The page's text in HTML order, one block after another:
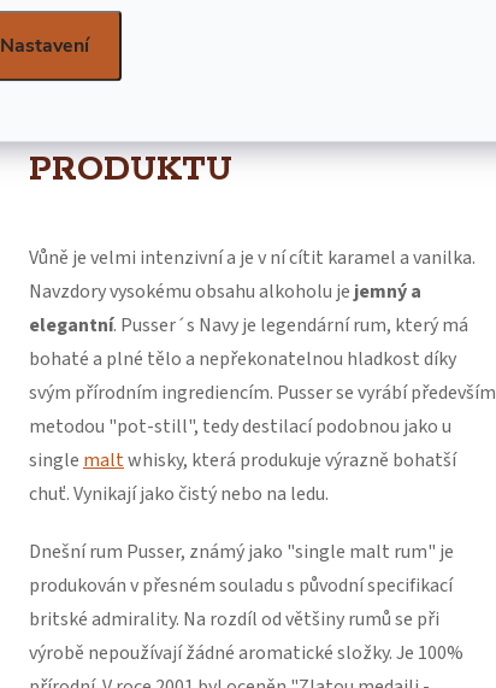
Nastavení
PRODUKTU
Vůně je velmi intenzivní a je v ní cítit karamel a vanilka.
Navzdory vysokému obsahu alkoholu je jemný a
elegantní. Pusser´s Navy je legendární rum, který má
bohaté a plné tělo a nepřekonatelnou hladkost díky
svým přírodním ingrediencím. Pusser se vyrábí především
metodou "pot-still", tedy destilací podobnou jako u
single maltwhisky, která produkuje výrazně bohatší
chuť. Vynikají jako čistý nebo na ledu.
Dnešní rum Pusser, známý jako "single malt rum" je
produkován v přesném souladu s původní specifikací
britské admirality. Na rozdíl od většiny rumů se při
výrobě nepoužívají žádné aromatické složky. Je 100%